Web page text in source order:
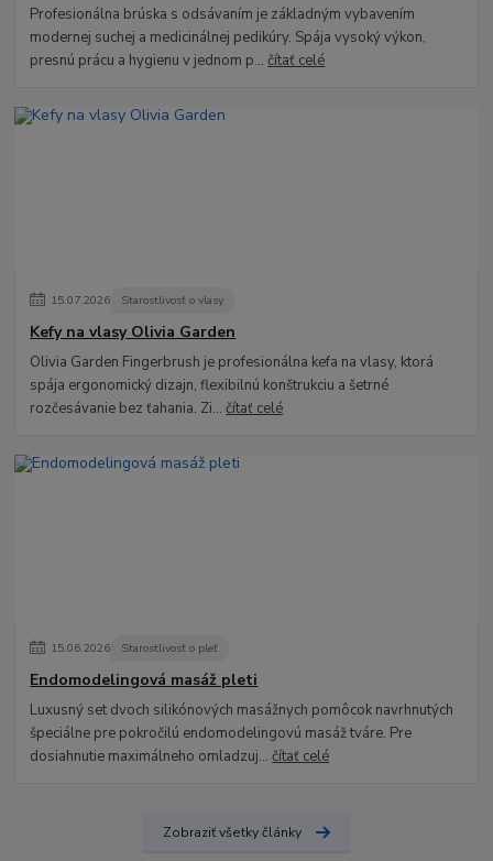
Profesionálna brúska s odsávaním je základným vybavením
modernej suchej a medicinálnej pedikúry. Spája vysoký výkon,
presnú prácu a hygienu v jednom p...čítať celé
15.07.2026 Starostlivosť o vlasy
Kefy na vlasy Olivia Garden
Olivia Garden Fingerbrush je profesionálna kefa na vlasy, ktorá
spája ergonomický dizajn, flexibilnú konštrukciu a šetrné
rozčesávanie bez ťahania. Zi...čítať celé
15.06.2026 Starostlivosť o pleť
Endomodelingová masáž pleti
Luxusný set dvoch silikónových masážnych pomôcok navrhnutých
špeciálne pre pokročilú endomodelingovú masáž tváre. Pre
dosiahnutie maximálneho omladzuj...čítať celé
Zobraziť všetky články